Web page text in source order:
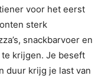
voor het eerst
sterk
snackbarvoer en
krijgen. Je beseft
duur krijg je last van